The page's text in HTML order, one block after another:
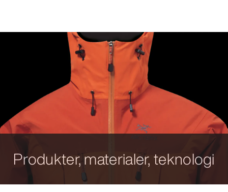
Produkter, materialer, teknologi